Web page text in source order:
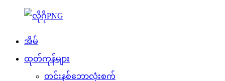
အိမ်
ထုတ်ကုန်များ
တင်းနစ်ဘောလုံးစက်